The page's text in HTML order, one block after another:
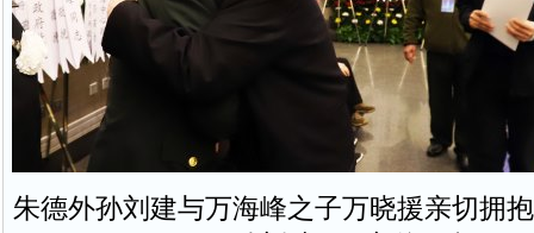
朱德外孙刘建与万海峰之子万晓援亲切拥